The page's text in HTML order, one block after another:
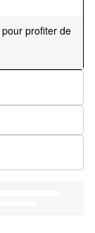
pour profiter de